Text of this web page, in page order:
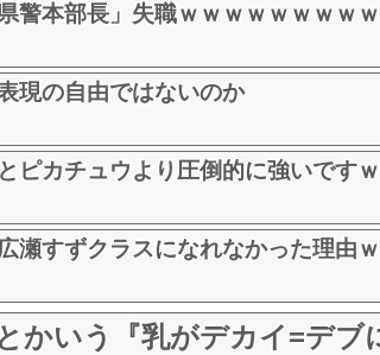
警本部長」失職ｗｗｗｗｗｗｗｗｗ
現の自由ではないのか
ピカチュウより圧倒的に強いです
瀬すずクラスになれなかった理由
かいう『乳がデカイ=デブ